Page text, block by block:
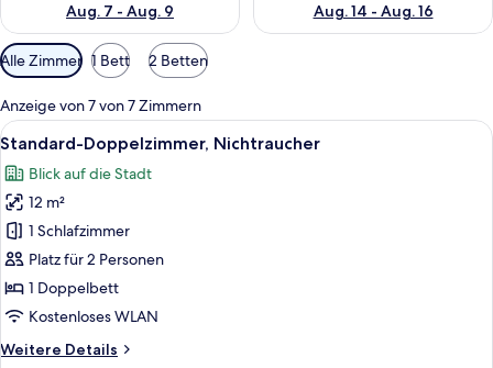
Aug. 7 - Aug. 9
Aug. 14 - Aug. 16
Verfügbare
Filter
für
Zimmer
Alle Zimmer 1 Bett 2 Betten
Anzeige von 7 von 7 Zimmern
Alle
Fotos
für
Standard-
Doppelzimmer,
Nichtraucher
anzeigen
Standard-Doppelzimmer,
6
Standard-Doppelzimmer, Nichtraucher
Blick auf die Stadt
12 m²
1 Schlafzimmer
Platz für 2 Personen
1 Doppelbett
Kostenloses WLAN
Weitere Details
Weitere